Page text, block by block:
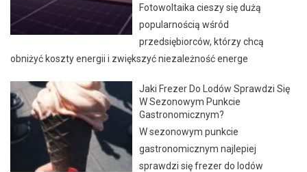
Fotowoltaika cieszy się dużą
popularnością wśród
przedsiębiorców, którzy chcą
obniżyć koszty energii i zwiększyć niezależność energe
Jaki Frezer Do Lodów Sprawdzi Się
W Sezonowym Punkcie
Gastronomicznym?
W sezonowym punkcie
gastronomicznym najlepiej
sprawdzi się frezer do lodów